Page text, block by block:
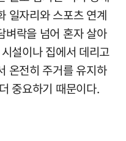
일자리와 스포츠 연계
벼락을 넘어 혼자 살아
설이나 집에서 데리고
온전히 주거를 유지하
중요하기 때문이다.